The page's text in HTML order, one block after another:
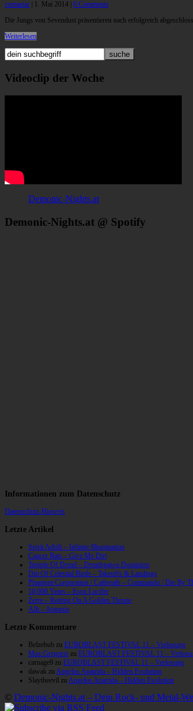
comastar 1. Mai 2014 0 Comments
Die Jungs von Sevendust präsentieren nach erfolgreich
Weiterlesen
Videoclip der Woche
Demonic-Nights.at
Demonic-Nights.at @ Spotify
Informationen zum Datenschutz
Datenschutz-Hinweis
Letzte Artikel
Spirit Adrift – Infinite Illumination
Cancer Bats – Give Me Dirt
Temple Of Dread – Dreadspawn Dominion
Din Of Celestial Birds – Takeoffs & Landings
Phantom Corporation / Catbreath – Commando / Die By
10,000 Years – Esox Lucifer
Zerre – Rotting On A Golden Throne
Allt – Ataraxia
Letzte Kommentare
Belzebub zu EUROBLAST FESTIVAL 11 – Verlosung
Max Gregorio zu EUROBLAST FESTIVAL 11 –
carnage9 zu EUROBLAST FESTIVAL 11 – Verlosung
dawak zu Angelus Apatrida – Hidden Evolution
Slaytheevil zu Angelus Apatrida – Hidden Evolution
© Demonic-Nights.at – Dein Rock- und Metal-